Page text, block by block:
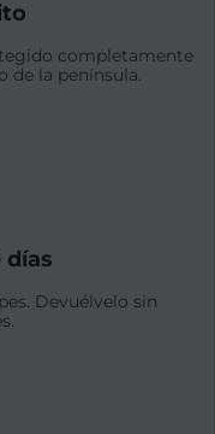
completamente
de la península.
días
Devuélvelo sin